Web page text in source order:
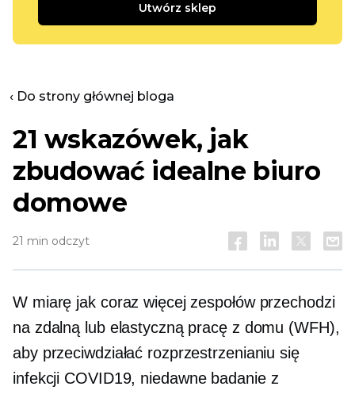
Utwórz sklep
‹ Do strony głównej bloga
21 wskazówek, jak
zbudować idealne biuro
domowe
21 min odczyt
W miarę jak coraz więcej zespołów przechodzi
na zdalną lub elastyczną pracę z domu (WFH),
aby przeciwdziałać rozprzestrzenianiu się
infekcji COVID19, niedawne badanie z